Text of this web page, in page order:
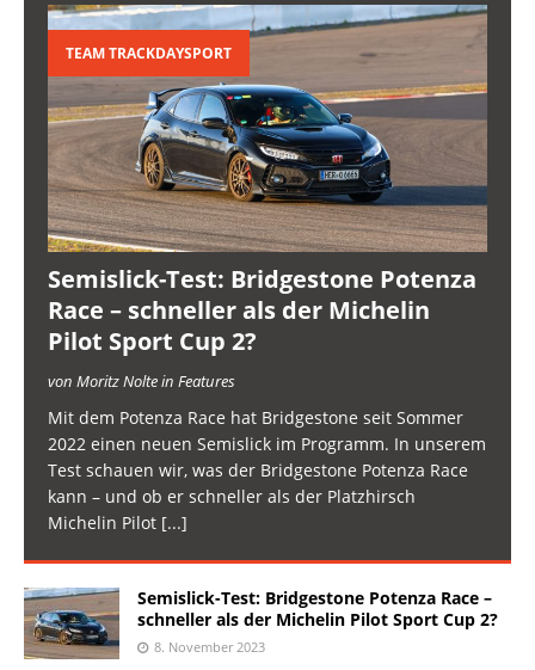
TEAM TRACKDAYSPORT
Semislick-Test: Bridgestone Potenza
Race – schneller als der Michelin
Pilot Sport Cup 2?
von Moritz Nolte in Features
Mit dem Potenza Race hat Bridgestone seit Sommer
2022 einen neuen Semislick im Programm. In unserem
Test schauen wir, was der Bridgestone Potenza Race
kann – und ob er schneller als der Platzhirsch
Michelin Pilot [...]
Semislick-Test: Bridgestone Potenza Race –
schneller als der Michelin Pilot Sport Cup 2?
8. November 2023